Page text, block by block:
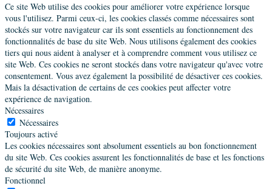
Ce site Web utilise des cookies pour améliorer votre expérience lorsque
vous l'utilisez. Parmi ceux-ci, les cookies classés comme nécessaires sont
stockés sur votre navigateur car ils sont essentiels au fonctionnement des
fonctionnalités de base du site Web. Nous utilisons également des cookies
tiers qui nous aident à analyser et à comprendre comment vous utilisez ce
site Web. Ces cookies ne seront stockés dans votre navigateur qu'avec votre
consentement. Vous avez également la possibilité de désactiver ces cookies.
Mais la désactivation de certains de ces cookies peut affecter votre
expérience de navigation.
Nécessaires
Nécessaires
Toujours activé
Les cookies nécessaires sont absolument essentiels au bon fonctionnement
du site Web. Ces cookies assurent les fonctionnalités de base et les fonctions
de sécurité du site Web, de manière anonyme.
Fonctionnel